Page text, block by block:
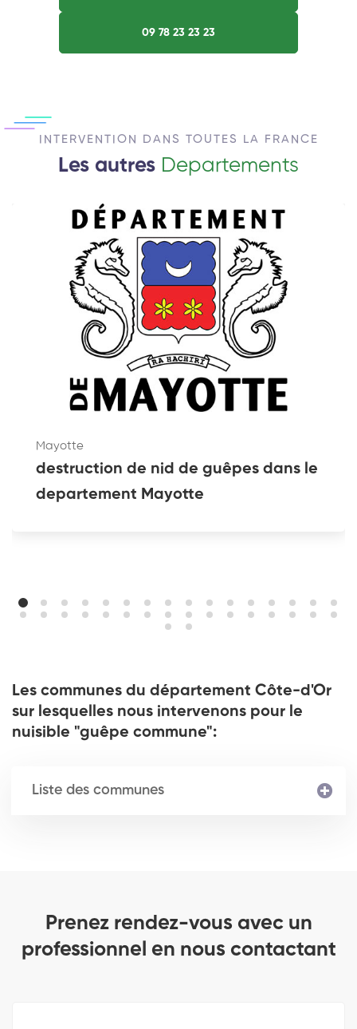
09 78 23 23 23
INTERVENTION DANS TOUTES LA FRANCE
Les autres Departements
Mayotte
destruction de nid de guêpes dans le
departement Mayotte
Les communes du département Côte-d'Or
sur lesquelles nous intervenons pour le
nuisible "guêpe commune":
Liste des communes
Prenez rendez-vous avec un
professionnel en nous contactant